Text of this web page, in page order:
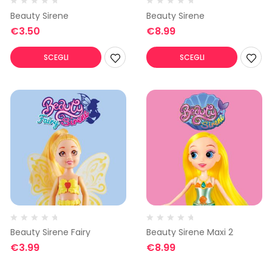
Beauty Sirene
€3.50
SCEGLI
Beauty Sirene
€8.99
SCEGLI
Beauty Sirene Fairy
€3.99
Beauty Sirene Maxi 2
€8.99